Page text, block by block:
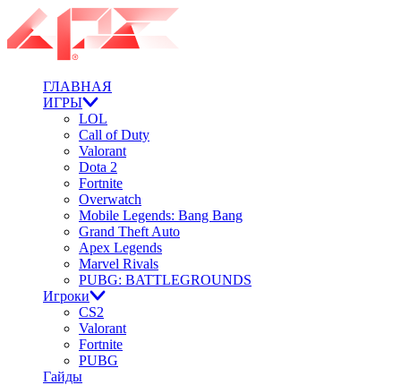
ГЛАВНАЯ
ИГРЫ
LOL
Call of Duty
Valorant
Dota 2
Fortnite
Overwatch
Mobile Legends: Bang Bang
Grand Theft Auto
Apex Legends
Marvel Rivals
PUBG: BATTLEGROUNDS
Игроки
CS2
Valorant
Fortnite
PUBG
Гайды